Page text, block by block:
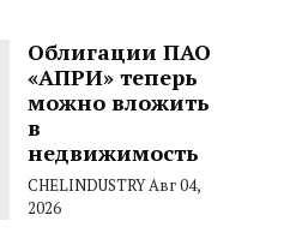
Облигации ПАО
«АПРИ» теперь
можно вложить
в
недвижимость
CHELINDUSTRYАвг 04,
2026